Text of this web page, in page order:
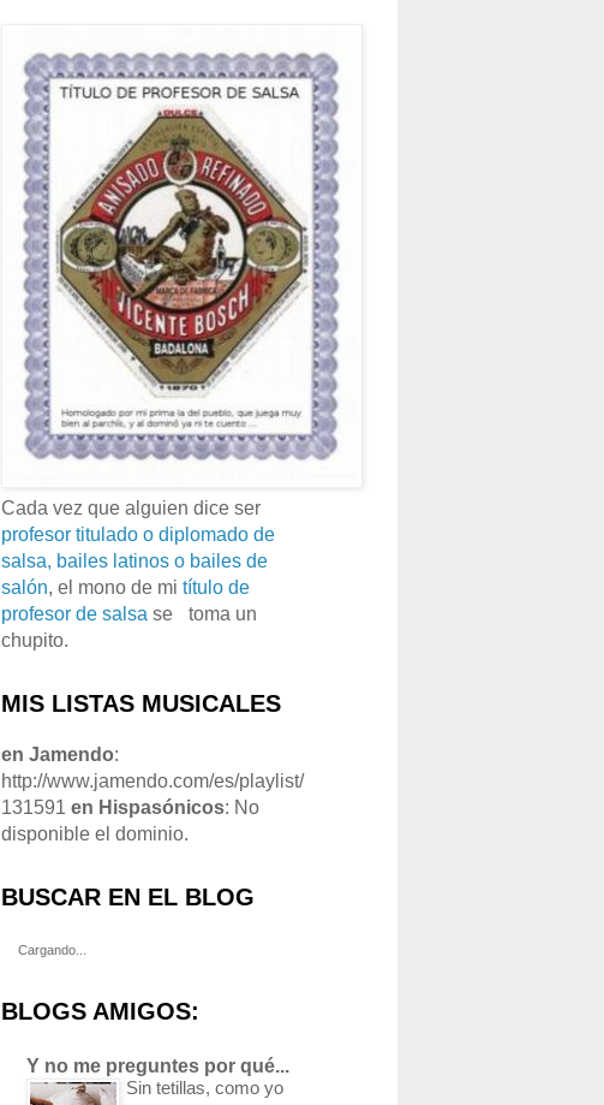
Cada vez que alguien dice ser
profesor titulado o diplomado de
salsa, bailes latinos o bailes de
salón, el mono de mi título de
profesor de salsa se
toma un
chupito.
MIS LISTAS MUSICALES
en Jamendo:
http://www.jamendo.com/es/playlist/
131591 en Hispasónicos: No
disponible el dominio.
BUSCAR EN EL BLOG
Cargando...
BLOGS AMIGOS:
Y no me preguntes por qué...
Sin tetillas, como yo